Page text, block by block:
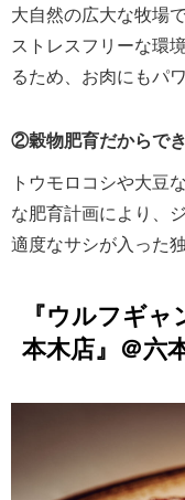
大自然の広大な牧場
ストレスフリーな環
るため、お肉にもパ
②穀物肥育だからで
トウモロコシや大豆
な肥育計画により、
適度なサシが入った
『ウルフギ
本木店』＠六